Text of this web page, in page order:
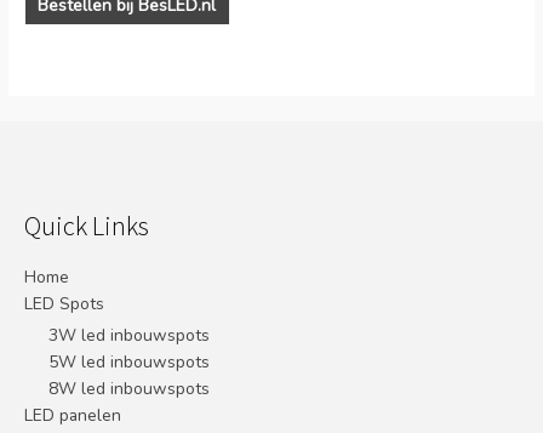
Bestellen bij BesLED.nl
Quick Links
Home
LED Spots
3W led inbouwspots
5W led inbouwspots
8W led inbouwspots
LED panelen